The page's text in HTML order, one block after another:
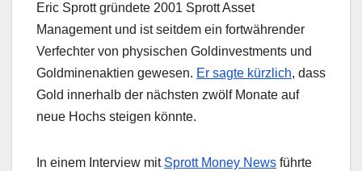
Eric Sprott gründete 2001 Sprott Asset
Management und ist seitdem ein fortwährender
Verfechter von physischen Goldinvestments und
Goldminenaktien gewesen. Er sagte kürzlich, dass
Gold innerhalb der nächsten zwölf Monate auf
neue Hochs steigen könnte.
In einem Interview mit Sprott Money News führte